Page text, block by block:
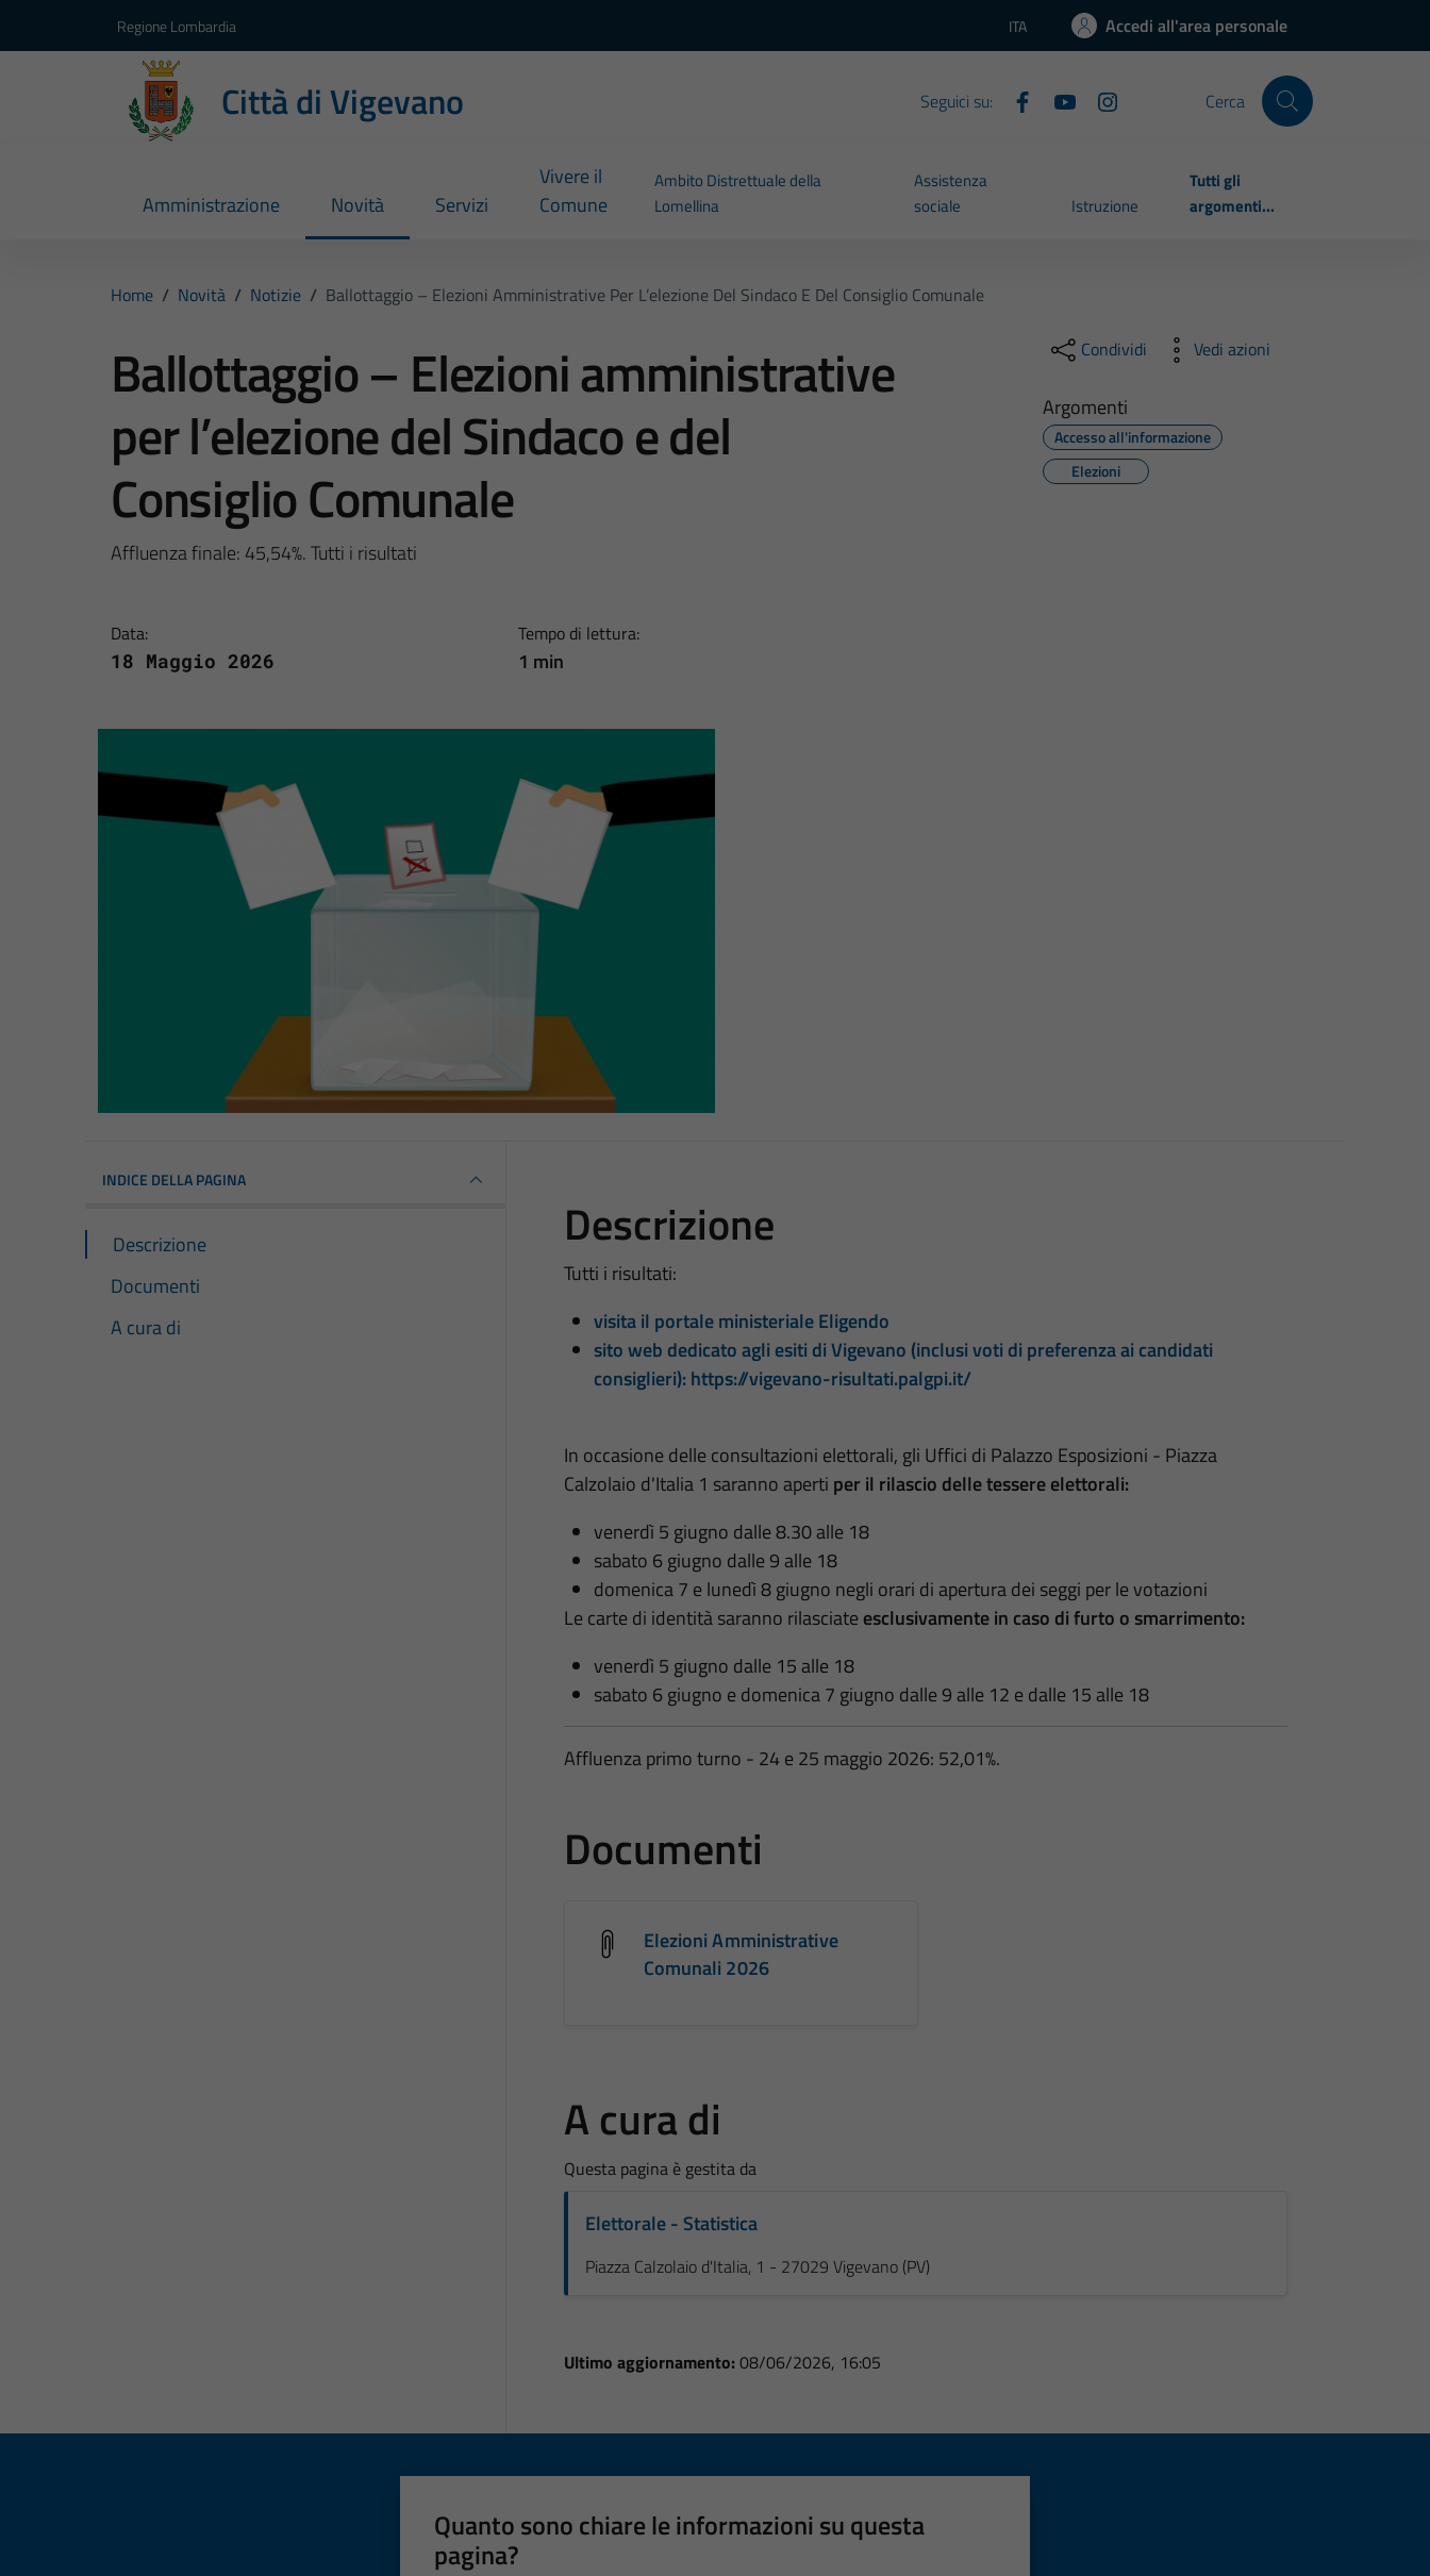
Regione Lombardia Lingua attiva:
ITA Accedi all'area personale
Città di Vigevano Seguici su: Cerca
Amministrazione Novità Servizi
Vivere il
Comune
Ambito Distrettuale della
Lomellina
Assistenza
sociale
Istruzione
Tutti gli
argomenti...
Home / Novità / Notizie / Ballottaggio – Elezioni Amministrative Per L’elezione Del Sindaco E Del Consiglio Comunale
Ballottaggio – Elezioni amministrative
per l’elezione del Sindaco e del
Consiglio Comunale
Affluenza finale: 45,54%. Tutti i risultati
Data:
18 Maggio 2026
Tempo di lettura:
1 min
Condividi Vedi azioni
Argomenti
Accesso all'informazione
Elezioni
INDICE DELLA PAGINA
Descrizione
Documenti
A cura di
Descrizione
Tutti i risultati:
visita il portale ministeriale Eligendo
sito web dedicato agli esiti di Vigevano (inclusi voti di preferenza ai candidati
consiglieri): https://vigevano-risultati.palgpi.it/
In occasione delle consultazioni elettorali, gli Uffici di Palazzo Esposizioni - Piazza
Calzolaio d'Italia 1 saranno aperti per il rilascio delle tessere elettorali:
venerdì 5 giugno dalle 8.30 alle 18
sabato 6 giugno dalle 9 alle 18
domenica 7 e lunedì 8 giugno negli orari di apertura dei seggi per le votazioni
Le carte di identità saranno rilasciate esclusivamente in caso di furto o smarrimento:
venerdì 5 giugno dalle 15 alle 18
sabato 6 giugno e domenica 7 giugno dalle 9 alle 12 e dalle 15 alle 18
Affluenza primo turno - 24 e 25 maggio 2026: 52,01%.
Documenti
Elezioni Amministrative
Comunali 2026
A cura di
Questa pagina è gestita da
Elettorale - Statistica
Piazza Calzolaio d'Italia, 1 - 27029 Vigevano (PV)
Ultimo aggiornamento: 08/06/2026, 16:05
Quanto sono chiare le informazioni su questa
pagina?